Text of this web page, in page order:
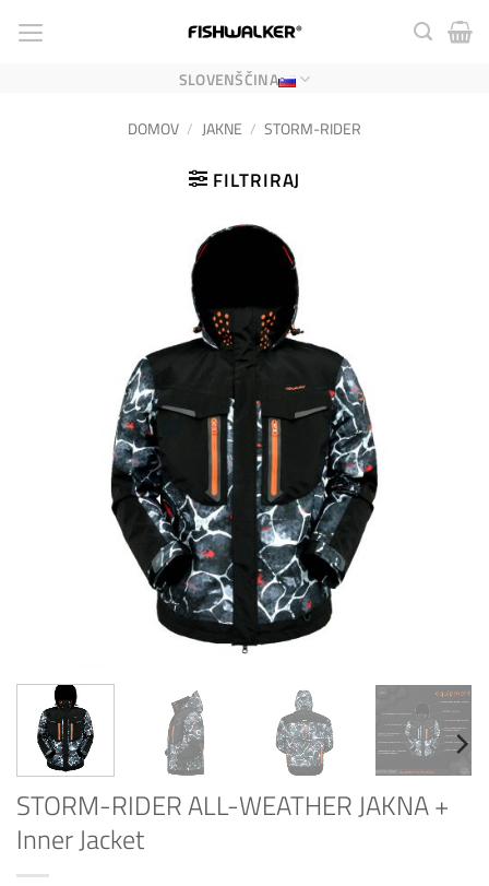
SLOVENŠČINA
DOMOV / JAKNE / STORM-RIDER
FILTRIRAJ
STORM-RIDER ALL-WEATHER JAKNA +
Inner Jacket